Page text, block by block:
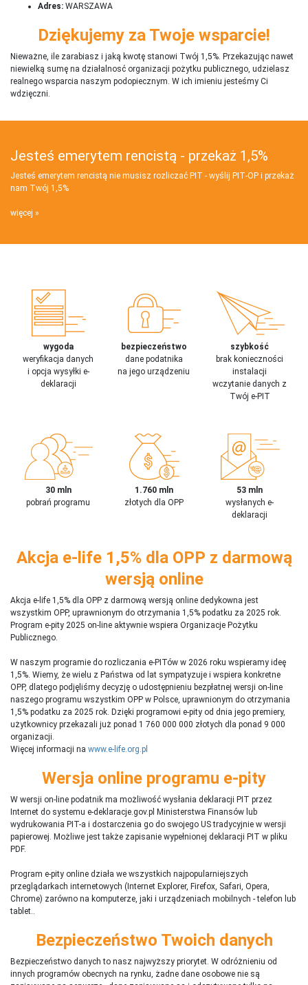
Adres: WARSZAWA
Dziękujemy za Twoje wsparcie!
Nieważne, ile zarabiasz i jaką kwotę stanowi Twój 1,5%. Przekazując nawet
niewielką sumę na działalnosć organizacji pożytku publicznego, udzielasz
realnego wsparcia naszym podopiecznym. W ich imieniu jesteśmy Ci
wdzięczni.
Jesteś emerytem rencistą - przekaż 1,5%
Jesteś emerytem rencistą nie musisz rozliczać PIT - wyślij PIT‑OP i przekaż
nam Twój 1,5%
więcej
wygoda
weryfikacja danych
i opcja wysyłki e-
deklaracji
bezpieczeństwo
dane podatnika
na jego urządzeniu
szybkość
brak konieczności
instalacji
wczytanie danych z
Twój e-PIT
30 mln
pobrań programu
1.760 mln
złotych dla OPP
53 mln
wysłanych e-
deklaracji
Akcja e-life 1,5% dla OPP z darmową
wersją online
Akcja e-life 1,5% dla OPP z darmową wersją online dedykowna jest
wszystkim OPP, uprawnionym do otrzymania 1,5% podatku za 2025 rok.
Program e-pity 2025 on-line aktywnie wspiera Organizacje Pożytku
Publicznego.
W naszym programie do rozliczania e-PITów w 2026 roku wspieramy ideę
1,5%. Wiemy, że wielu z Państwa od lat sympatyzuje i wspiera konkretne
OPP, dlatego podjęliśmy decyzję o udostępnieniu bezpłatnej wersji on-line
naszego programu wszystkim OPP w Polsce, uprawnionym do otrzymania
1,5% podatku za 2025 rok. Dzięki programowi e-pity od dnia jego premiery,
użytkownicy przekazali już ponad 1 760 000 000 złotych dla ponad 9 000
organizacji.
Więcej informacji na www.e-life.org.pl
Wersja online programu e-pity
W wersji on-line podatnik ma możliwość wysłania deklaracji PIT przez
Internet do systemu e-deklaracje.gov.pl Ministerstwa Finansów lub
wydrukowania PIT-a i dostarczenia go do swojego US tradycyjnie w wersji
papierowej. Możliwe jest także zapisanie wypełnionej deklaracji PIT w pliku
PDF.
Program e-pity online działa we wszystkich najpopularniejszych
przeglądarkach internetowych (Internet Explorer, Firefox, Safari, Opera,
Chrome) zarówno na komputerze, jaki i urządzeniach mobilnych - telefon lub
tablet..
Bezpieczeństwo Twoich danych
Bezpieczeństwo danych to nasz najwyższy priorytet. W odróżnieniu od
innych programów obecnych na rynku, żadne dane osobowe nie są